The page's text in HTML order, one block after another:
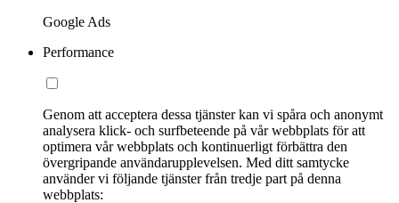
Google Ads
Performance
Genom att acceptera dessa tjänster kan vi spåra och anonymt
analysera klick- och surfbeteende på vår webbplats för att
optimera vår webbplats och kontinuerligt förbättra den
övergripande användarupplevelsen. Med ditt samtycke
använder vi följande tjänster från tredje part på denna
webbplats: